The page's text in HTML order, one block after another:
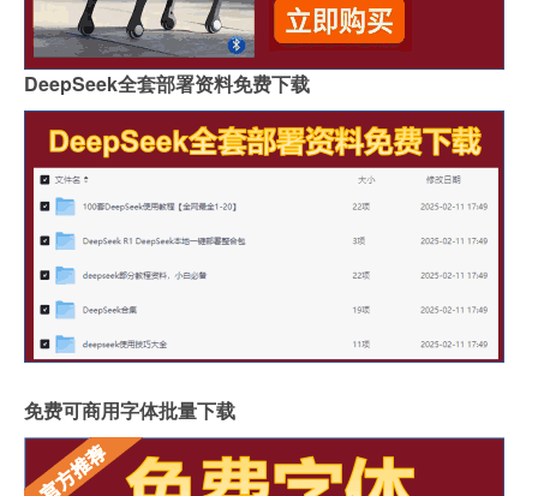
DeepSeek全套部署资料免费下载
免费可商用字体批量下载